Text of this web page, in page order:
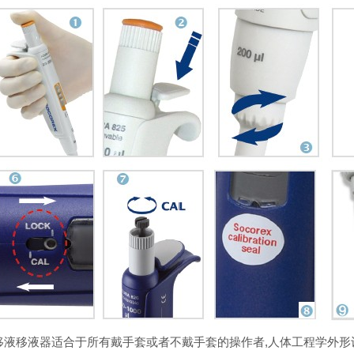
液移液器适合于所有戴手套或者不戴手套的操作者,人体工程学外